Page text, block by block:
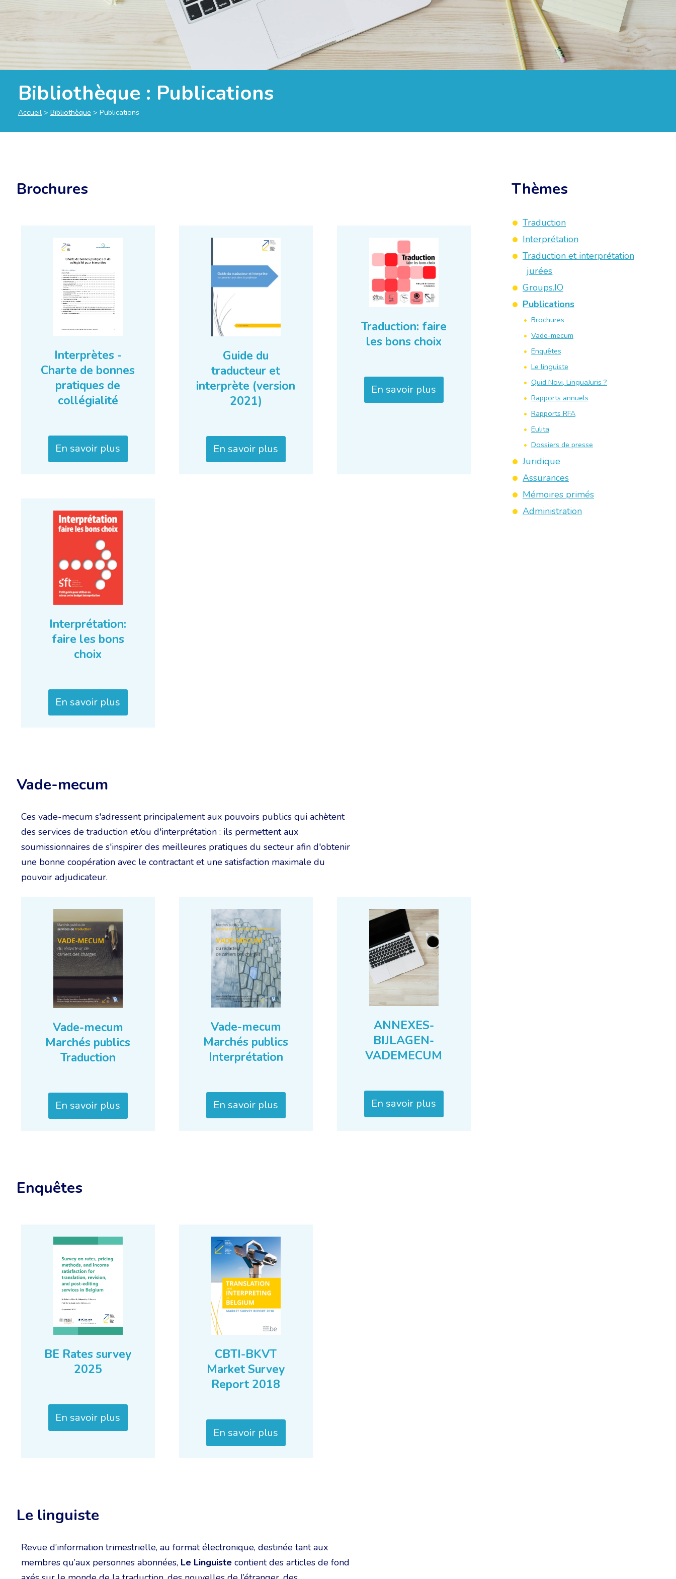
Bibliothèque : Publications
Accueil > Bibliothèque > Publications
Brochures
Interprètes -
Charte de bonnes
pratiques de
collégialité
En savoir plus
Guide du
traducteur et
interprète (version
2021)
En savoir plus
Traduction: faire
les bons choix
En savoir plus
Interprétation:
faire les bons
choix
En savoir plus
Vade-mecum
Ces vade-mecum s'adressent principalement aux pouvoirs publics qui achètent
des services de traduction et/ou d'interprétation : ils permettent aux
soumissionnaires de s'inspirer des meilleures pratiques du secteur afin d'obtenir
une bonne coopération avec le contractant et une satisfaction maximale du
pouvoir adjudicateur.
Vade-mecum
Marchés publics
Traduction
En savoir plus
Vade-mecum
Marchés publics
Interprétation
En savoir plus
ANNEXES-
BIJLAGEN-
VADEMECUM
En savoir plus
Enquêtes
BE Rates survey
2025
En savoir plus
CBTI-BKVT
Market Survey
Report 2018
En savoir plus
Le linguiste
Revue d’information trimestrielle, au format électronique, destinée tant aux
membres qu’aux personnes abonnées, Le Linguiste contient des articles de fond
Thèmes
Traduction
Interprétation
Traduction et interprétation
jurées
Groups.IO
Publications
Brochures
Vade-mecum
Enquêtes
Le linguiste
Quid Novi, LinguaJuris ?
Rapports annuels
Rapports RFA
Eulita
Dossiers de presse
Juridique
Assurances
Mémoires primés
Administration